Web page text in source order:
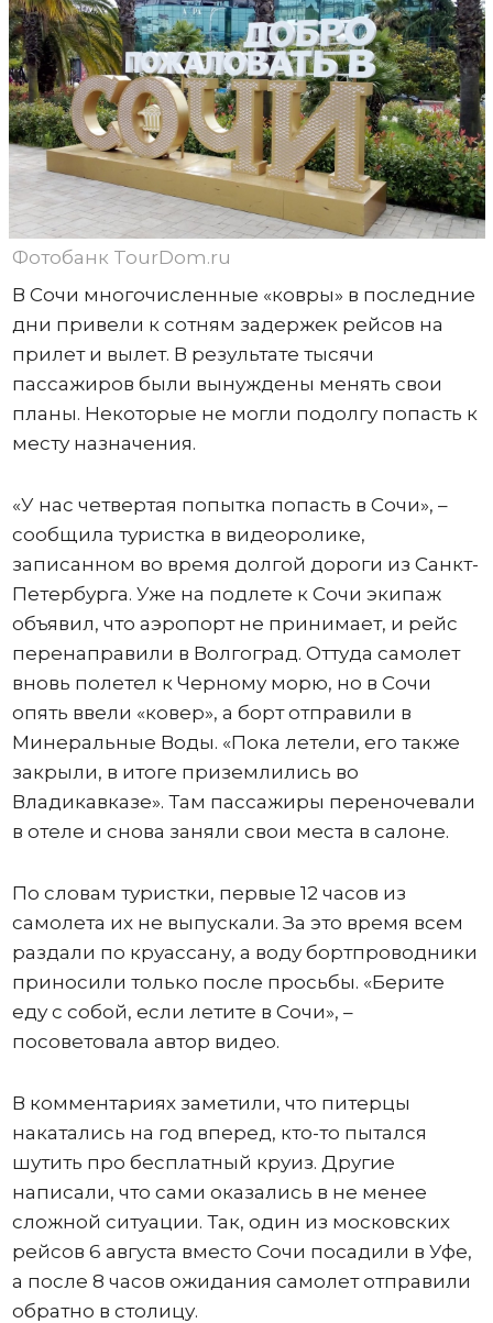
Фотобанк TourDom.ru
В Сочи многочисленные «ковры» в последние
дни привели к сотням задержек рейсов на
прилет и вылет. В результате тысячи
пассажиров были вынуждены менять свои
планы. Некоторые не могли подолгу попасть к
месту назначения.
«У нас четвертая попытка попасть в Сочи», –
сообщила туристка в видеоролике,
записанном во время долгой дороги из Санкт-
Петербурга. Уже на подлете к Сочи экипаж
объявил, что аэропорт не принимает, и рейс
перенаправили в Волгоград. Оттуда самолет
вновь полетел к Черному морю, но в Сочи
опять ввели «ковер», а борт отправили в
Минеральные Воды. «Пока летели, его также
закрыли, в итоге приземлились во
Владикавказе». Там пассажиры переночевали
в отеле и снова заняли свои места в салоне.
По словам туристки, первые 12 часов из
самолета их не выпускали. За это время всем
раздали по круассану, а воду бортпроводники
приносили только после просьбы. «Берите
еду с собой, если летите в Сочи», –
посоветовала автор видео.
В комментариях заметили, что питерцы
накатались на год вперед, кто-то пытался
шутить про бесплатный круиз. Другие
написали, что сами оказались в не менее
сложной ситуации. Так, один из московских
рейсов 6 августа вместо Сочи посадили в Уфе,
а после 8 часов ожидания самолет отправили
обратно в столицу.